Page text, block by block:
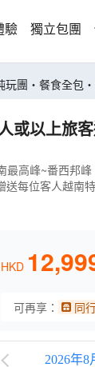
驗 獨立包團
以上旅客適用‧純
高峰~番西邦
每位客人越南特
HKD
可再享： 同
2026年8